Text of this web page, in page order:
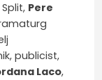
Pere
publicist,
Laco,